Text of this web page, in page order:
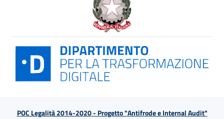
POC Legalità 2014-2020 - Progetto "Antifrode e Internal Audit"